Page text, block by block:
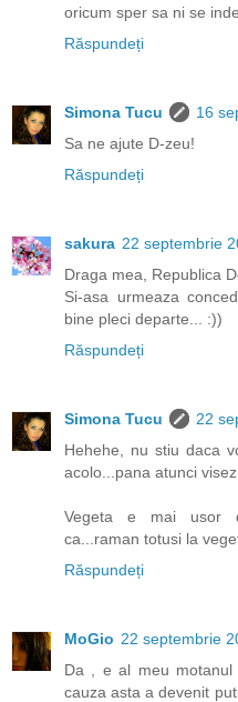
oricum sper sa ni se
Răspundeți
Simona Tucu
16
Sa ne ajute D-zeu!
Răspundeți
sakura 22 septembrie
Draga mea, Republica
Si-asa urmeaza
bine pleci departe... :))
Răspundeți
Simona Tucu
22
Hehehe, nu stiu daca
acolo...pana atunci
Vegeta e mai usor
ca...raman totusi la
Răspundeți
MoGio 22 septembrie
Da , e al meu
cauza asta a devenit